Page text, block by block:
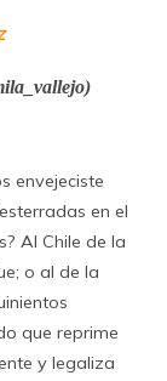
envejeciste
en el
Al Chile de la
o al de la
que reprime
y legaliza